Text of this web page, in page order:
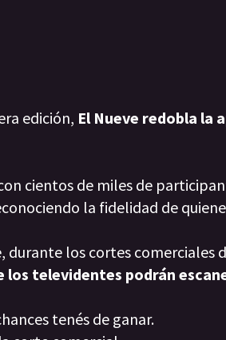
edición, El Nueve redobla la
cientos de miles de
la fidelidad de
durante los cortes comerciales
los televidentes podrán
tenés de ganar.